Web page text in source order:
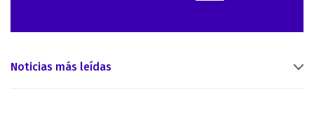
Noticias más leídas